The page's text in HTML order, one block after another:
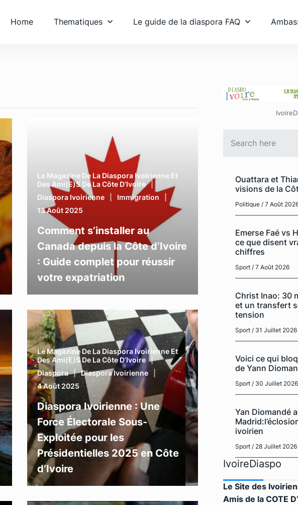
Home Thematiques Le guide de la diaspora FAQ
Le Magazine De La Diaspora Ivoirienne Et
Des Ami(e)s De La Côte D’Ivoire
Diaspora Ivoirienne
Immigration
13 Août 2025
Comment s’installer au
Canada depuis la Côte d’Ivoire
: Guide complet pour réussir
votre expatriation
Le Magazine De La Diaspora Ivoirienne Et
Des Ami(e)s De La Côte D’Ivoire
Diaspora
Diaspora Ivoirienne
4 Août 2025
Diaspora Ivoirienne : Une
Force Électorale Sous-
Exploitée pour les
Présidentielles 2025 en Côte
d’Ivoire
Ouattara et
visions de la
Politique / 7 Août
Emerse Faé vs
ce que disent
chiffres
Sport / 7 Août 2026
Christ Inao: 30
et un transfert
tension
Sport / 31 Juillet 2026
Voici ce qui
de Yann
Sport / 30 Juillet 2026
Yan Diomandé
ivoirien
Sport / 28 Juillet 2026
IvoireDiaspo
Le Site des
Amis de la COTE